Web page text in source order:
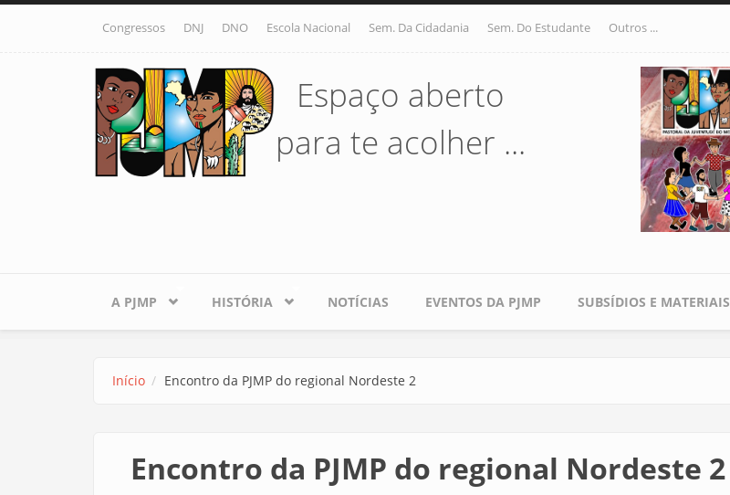
Pular para o conteúdo principal
Congressos DNJ DNO Escola Nacional Sem. Da Cidadania Sem. Do Estudante Outros ...
Espaço aberto
para te acolher ...
A PJMP HISTÓRIA NOTÍCIAS EVENTOS DA PJMP SUBSÍDIOS E MATERIAIS
Início Encontro da PJMP do regional Nordeste 2
Encontro da PJMP do regional Nordeste 2